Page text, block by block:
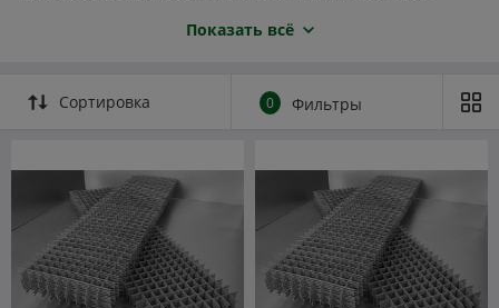
Процесс производства сетки заключается в том, что при
помощи специального гибочного станка
сплетаются таким образом, чтобы получить ячейки в форме
полимерным покрытием.В некоторых случаях, когда
необходима максимальная степень защиты, поверхность
может быть оцинкована.
Показать всё
Сортировка 0 Фильтры